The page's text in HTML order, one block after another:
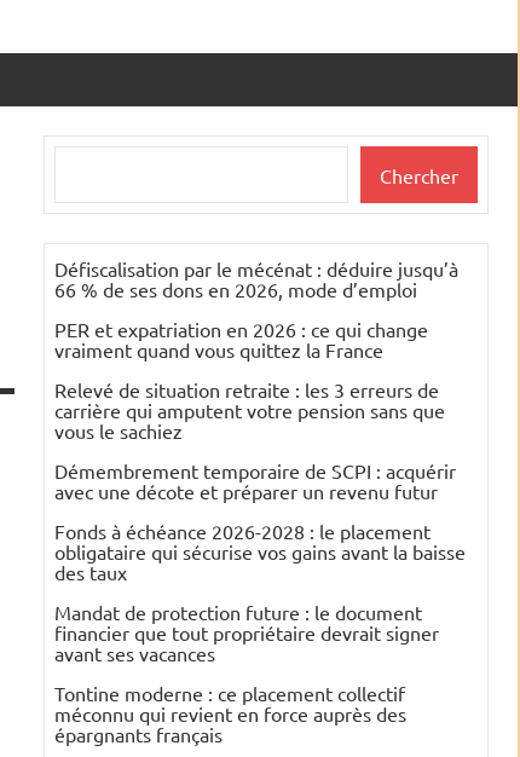
Chercher
Défiscalisation par le mécénat : déduire jusqu’à
66 % de ses dons en 2026, mode d’emploi
PER et expatriation en 2026 : ce qui change
vraiment quand vous quittez la France
Relevé de situation retraite : les 3 erreurs de
carrière qui amputent votre pension sans que
vous le sachiez
Démembrement temporaire de SCPI : acquérir
avec une décote et préparer un revenu futur
Fonds à échéance 2026-2028 : le placement
obligataire qui sécurise vos gains avant la baisse
des taux
Mandat de protection future : le document
financier que tout propriétaire devrait signer
avant ses vacances
Tontine moderne : ce placement collectif
méconnu qui revient en force auprès des
épargnants français